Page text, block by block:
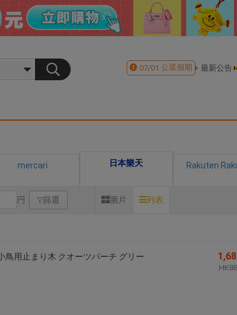
07/01 公眾假期 最新公告
mercari 日本樂天 Rakuten
円 篩選 圖片 列表
鳥用止まり木 クオーツパーチ グリー